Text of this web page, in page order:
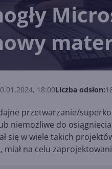
18:00Liczba odsłon:
przetwarzanie/
niemożliwe do
się w wiele takich
miał na celu